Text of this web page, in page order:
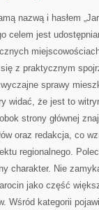
nazwą i hasłem
celem jest
z praktycznym
sprawy
widać, że jest to
strony głównej
oraz redakcja, co
regionalnego.
charakter. Nie
jako część
Wśród kategorii